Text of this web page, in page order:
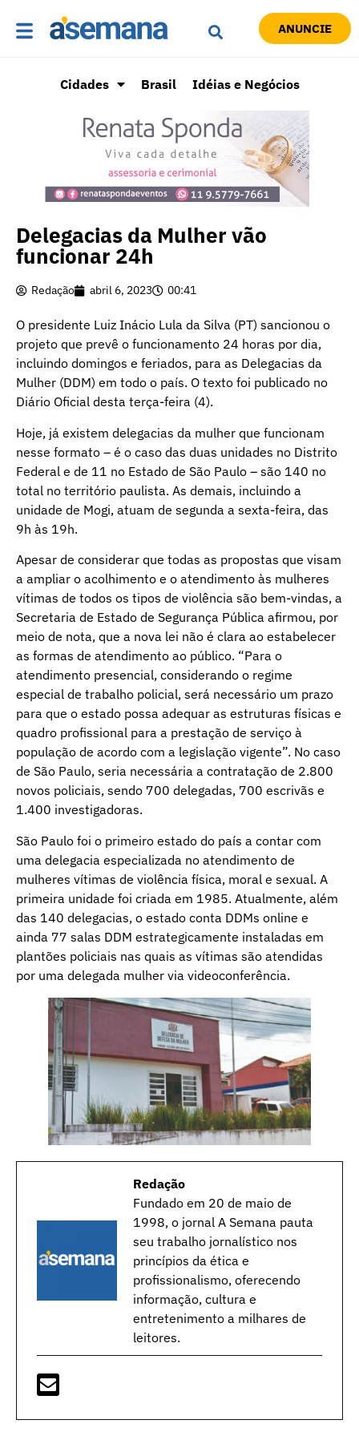
ANUNCIE
Cidades Brasil Idéias e Negócios
Delegacias da Mulher vão
funcionar 24h
Redação abril 6, 2023 00:41
O presidente Luiz Inácio Lula da Silva (PT) sancionou o
projeto que prevê o funcionamento 24 horas por dia,
incluindo domingos e feriados, para as Delegacias da
Mulher (DDM) em todo o país. O texto foi publicado no
Diário Oficial desta terça-feira (4).
Hoje, já existem delegacias da mulher que funcionam
nesse formato – é o caso das duas unidades no Distrito
Federal e de 11 no Estado de São Paulo – são 140 no
total no território paulista. As demais, incluindo a
unidade de Mogi, atuam de segunda a sexta-feira, das
9h às 19h.
Apesar de considerar que todas as propostas que visam
a ampliar o acolhimento e o atendimento às mulheres
vítimas de todos os tipos de violência são bem-vindas, a
Secretaria de Estado de Segurança Pública afirmou, por
meio de nota, que a nova lei não é clara ao estabelecer
as formas de atendimento ao público. “Para o
atendimento presencial, considerando o regime
especial de trabalho policial, será necessário um prazo
para que o estado possa adequar as estruturas físicas e
quadro profissional para a prestação de serviço à
população de acordo com a legislação vigente”. No caso
de São Paulo, seria necessária a contratação de 2.800
novos policiais, sendo 700 delegadas, 700 escrivãs e
1.400 investigadoras.
São Paulo foi o primeiro estado do país a contar com
uma delegacia especializada no atendimento de
mulheres vítimas de violência física, moral e sexual. A
primeira unidade foi criada em 1985. Atualmente, além
das 140 delegacias, o estado conta DDMs online e
ainda 77 salas DDM estrategicamente instaladas em
plantões policiais nas quais as vítimas são atendidas
por uma delegada mulher via videoconferência.
Redação
Fundado em 20 de maio de
1998, o jornal A Semana pauta
seu trabalho jornalístico nos
princípios da ética e
profissionalismo, oferecendo
informação, cultura e
entretenimento a milhares de
leitores.